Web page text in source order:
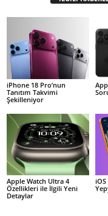
iPhone 18 Pro’nun
Tanıtım Takvimi
Şekilleniyor
Apple Watch Ultra 4
Özellikleri ile İlgili Yeni
Detaylar